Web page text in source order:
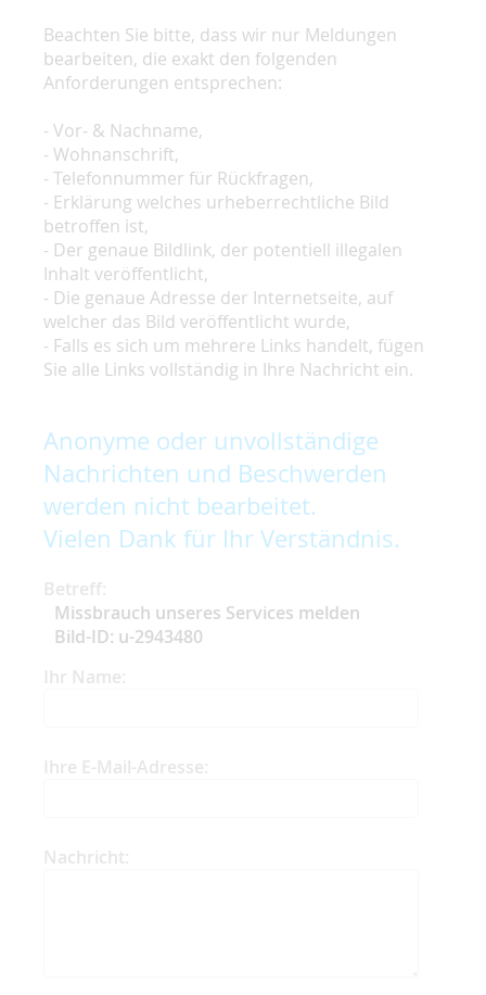
Beachten Sie bitte, dass wir nur Meldungen
bearbeiten, die exakt den folgenden
Anforderungen entsprechen:
- Vor- & Nachname,
- Wohnanschrift,
- Telefonnummer für Rückfragen,
- Erklärung welches urheberrechtliche Bild
betroffen ist,
- Der genaue Bildlink, der potentiell illegalen
Inhalt veröffentlicht,
- Die genaue Adresse der Internetseite, auf
welcher das Bild veröffentlicht wurde,
- Falls es sich um mehrere Links handelt, fügen
Sie alle Links vollständig in Ihre Nachricht ein.
Anonyme oder unvollständige
Nachrichten und Beschwerden
werden nicht bearbeitet.
Vielen Dank für Ihr Verständnis.
Betreff:
Missbrauch unseres Services melden
Bild-ID: u-2943480
Ihr Name:
Ihre E-Mail-Adresse:
Nachricht: